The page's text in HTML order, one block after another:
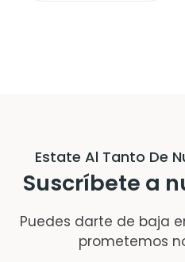
Estate Al Tanto De
Suscríbete a
Puedes darte de baja
prometemos